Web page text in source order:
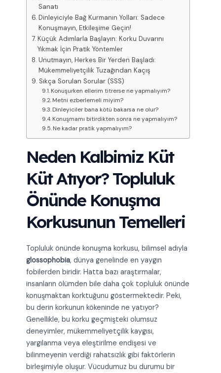
Sanatı
Dinleyiciyle Bağ Kurmanın Yolları: Sadece
Konuşmayın, Etkileşime Geçin!
Küçük Adımlarla Başlayın: Korku Duvarını
Yıkmak İçin Pratik Yöntemler
Unutmayın, Herkes Bir Yerden Başladı:
Mükemmeliyetçilik Tuzağından Kaçış
Sıkça Sorulan Sorular (SSS)
Konuşurken ellerim titrerse ne yapmalıyım?
Metni ezberlemeli miyim?
Dinleyiciler bana kötü bakarsa ne olur?
Konuşmamı bitirdikten sonra ne yapmalıyım?
Ne kadar pratik yapmalıyım?
Neden Kalbimiz Küt
Küt Atıyor? Topluluk
Önünde Konuşma
Korkusunun Temelleri
Topluluk önünde konuşma korkusu, bilimsel adıyla
glossophobia, dünya genelinde en yaygın
fobilerden biridir. Hatta bazı araştırmalar,
insanların ölümden bile daha çok topluluk önünde
konuşmaktan korktuğunu göstermektedir. Peki,
bu derin korkunun kökeninde ne yatıyor?
Genellikle, bu korku geçmişteki olumsuz
deneyimler, mükemmeliyetçilik kaygısı,
yargılanma veya eleştirilme endişesi ve
bilinmeyenin verdiği rahatsızlık gibi faktörlerin
birleşimiyle oluşur. Vücudumuz bu durumu bir